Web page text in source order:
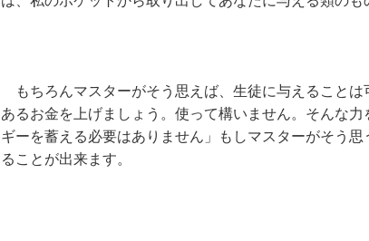
もちろんマスターがそう思えば、生徒に与えることは
あるお金を上げましょう。使って構いません。そんな
ギーを蓄える必要はありません」もしマスターがそう
ることが出来ます。